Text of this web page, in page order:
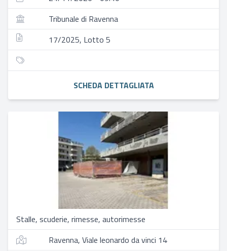
Tribunale di Ravenna
17/2025, Lotto 5
SCHEDA DETTAGLIATA
Stalle, scuderie, rimesse, autorimesse
Ravenna, Viale leonardo da vinci 14